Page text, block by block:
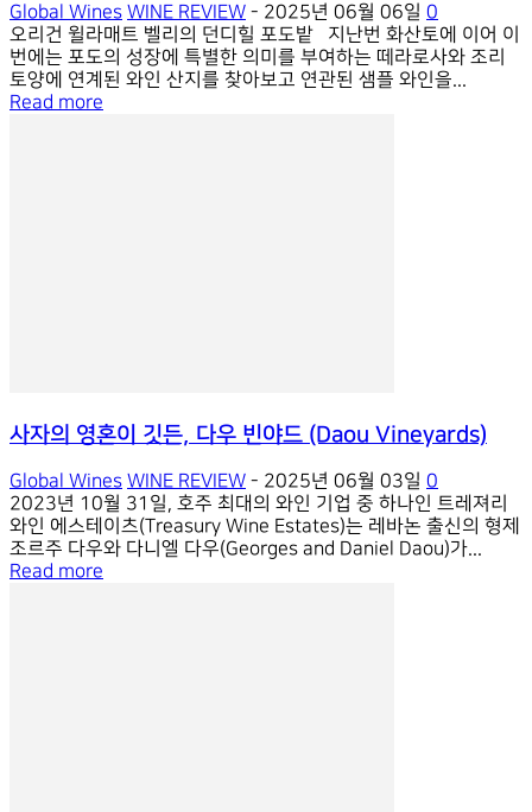
Global Wines WINE REVIEW - 2025년 06월 06일 0
오리건 윌라매트 벨리의 던디힐 포도밭 지난번 화산토에 이어 이
번에는 포도의 성장에 특별한 의미를 부여하는 떼라로사와 조리
토양에 연계된 와인 산지를 찾아보고 연관된 샘플 와인을...
Read more
사자의 영혼이 깃든, 다우 빈야드 (Daou Vineyards)
Global Wines WINE REVIEW - 2025년 06월 03일 0
2023년 10월 31일, 호주 최대의 와인 기업 중 하나인 트레져리
와인 에스테이츠(Treasury Wine Estates)는 레바논 출신의 형제
조르주 다우와 다니엘 다우(Georges and Daniel Daou)가...
Read more